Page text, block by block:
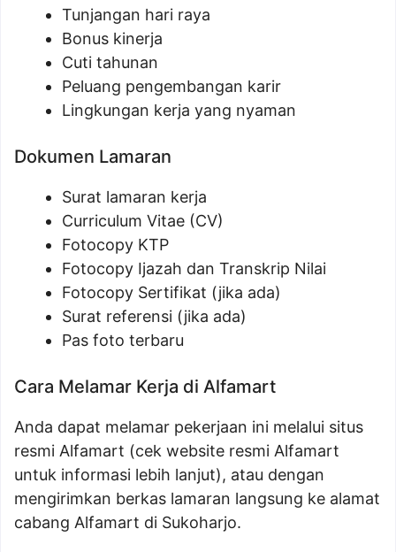
Tunjangan hari raya
Bonus kinerja
Cuti tahunan
Peluang pengembangan karir
Lingkungan kerja yang nyaman
Dokumen Lamaran
Surat lamaran kerja
Curriculum Vitae (CV)
Fotocopy KTP
Fotocopy Ijazah dan Transkrip Nilai
Fotocopy Sertifikat (jika ada)
Surat referensi (jika ada)
Pas foto terbaru
Cara Melamar Kerja di Alfamart
Anda dapat melamar pekerjaan ini melalui situs
resmi Alfamart (cek website resmi Alfamart
untuk informasi lebih lanjut), atau dengan
mengirimkan berkas lamaran langsung ke alamat
cabang Alfamart di Sukoharjo.